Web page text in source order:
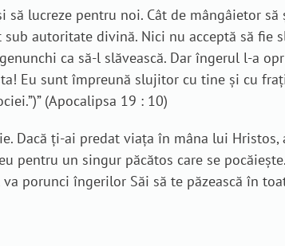
lucreze pentru noi. Cât de mângâietor
autoritate divină. Nici nu acceptă să fie
ca să-l slăvească. Dar îngerul l-a
Eu sunt împreună slujitor cu tine şi cu
(Apocalipsa 19 : 10)
Dacă ți-ai predat viața în mâna lui
pentru un singur păcătos care se
porunci îngerilor Săi să te păzească în